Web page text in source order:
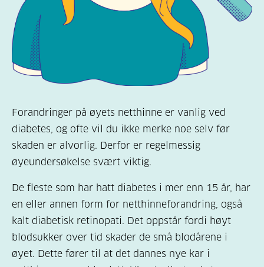
Forandringer på øyets netthinne er vanlig ved
diabetes, og ofte vil du ikke merke noe selv før
skaden er alvorlig. Derfor er regelmessig
øyeundersøkelse svært viktig.
De fleste som har hatt diabetes i mer enn 15 år, har
en eller annen form for netthinneforandring, også
kalt diabetisk retinopati. Det oppstår fordi høyt
blodsukker over tid skader de små blodårene i
øyet. Dette fører til at det dannes nye kar i